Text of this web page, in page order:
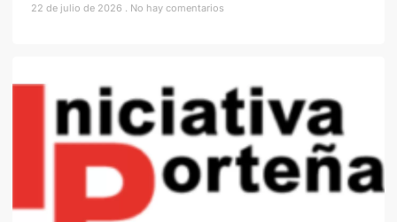
22 de julio de 2026 No hay comentarios